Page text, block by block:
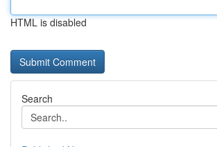
HTML is disabled
Search